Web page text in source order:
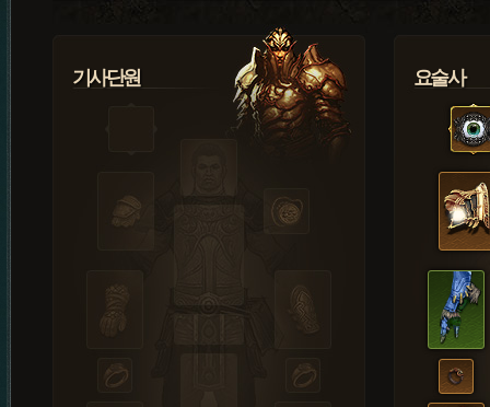
기사단원 요술사